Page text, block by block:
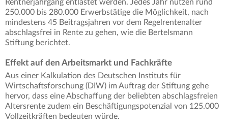
Rentnerjahrgang entlastet werden. Jedes Jahr nutzen rund
250.000 bis 280.000 Erwerbstätige die Möglichkeit, nach
mindestens 45 Beitragsjahren vor dem Regelrentenalter
abschlagsfrei in Rente zu gehen, wie die Bertelsmann
Stiftung berichtet.
Effekt auf den Arbeitsmarkt und Fachkräfte
Aus einer Kalkulation des Deutschen Instituts für
Wirtschaftsforschung (DIW) im Auftrag der Stiftung gehe
hervor, dass eine Abschaffung der beliebten abschlagsfreien
Altersrente zudem ein Beschäftigungspotenzial von 125.000
Vollzeitkräften bedeuten würde.